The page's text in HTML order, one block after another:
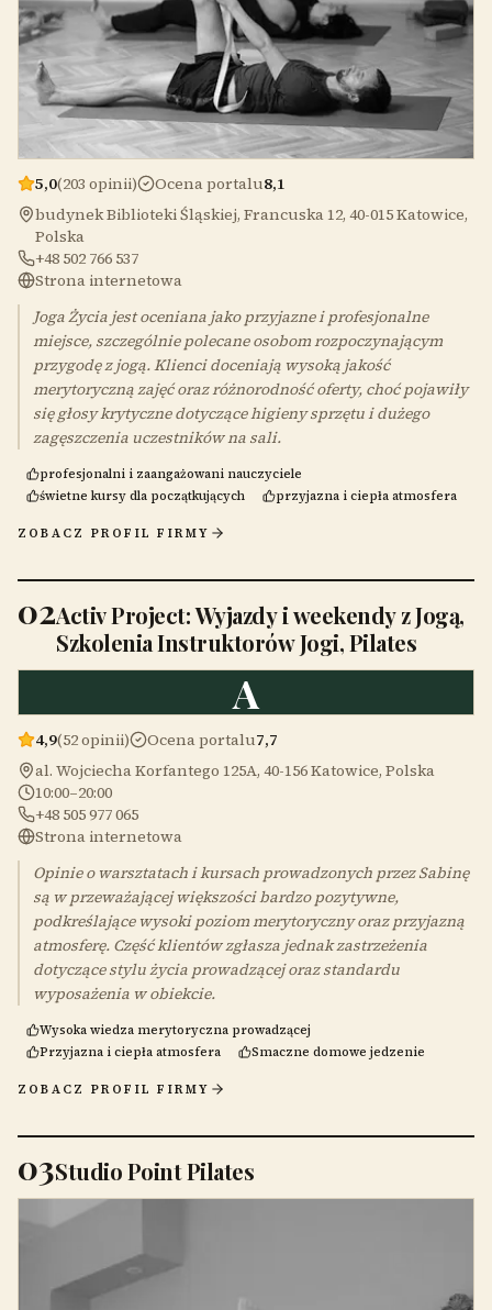
5,0(203 opinii) Ocena portalu8,1
budynek Biblioteki Śląskiej, Francuska 12, 40-015 Katowice,
Polska
+48 502 766 537
Strona internetowa
Joga Życia jest oceniana jako przyjazne i profesjonalne
miejsce, szczególnie polecane osobom rozpoczynającym
przygodę z jogą. Klienci doceniają wysoką jakość
merytoryczną zajęć oraz różnorodność oferty, choć pojawiły
się głosy krytyczne dotyczące higieny sprzętu i dużego
zagęszczenia uczestników na sali.
profesjonalni i zaangażowani nauczyciele
świetne kursy dla początkujących
przyjazna i ciepła atmosfera
ZOBACZ PROFIL FIRMY
02Activ Project: Wyjazdy i weekendy z Jogą,
Szkolenia Instruktorów Jogi, Pilates
A
4,9(52 opinii) Ocena portalu7,7
al. Wojciecha Korfantego 125A, 40-156 Katowice, Polska
10:00–20:00
+48 505 977 065
Strona internetowa
Opinie o warsztatach i kursach prowadzonych przez Sabinę
są w przeważającej większości bardzo pozytywne,
podkreślające wysoki poziom merytoryczny oraz przyjazną
atmosferę. Część klientów zgłasza jednak zastrzeżenia
dotyczące stylu życia prowadzącej oraz standardu
wyposażenia w obiekcie.
Wysoka wiedza merytoryczna prowadzącej
Przyjazna i ciepła atmosfera
Smaczne domowe jedzenie
ZOBACZ PROFIL FIRMY
03Studio Point Pilates